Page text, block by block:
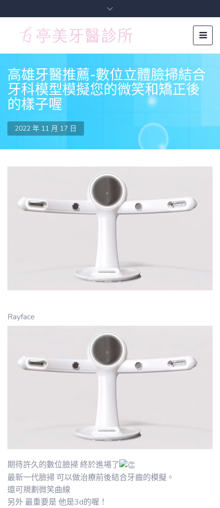
高雄牙醫推薦-數位立體臉掃結合
牙科模型模擬您的微笑和矯正後
的樣子喔
2022 年 11 月 17 日
Rayface
期待許久的數位臉掃 終於進場了
最新一代臉掃 可以做治療前後結合牙齒的模擬。
還可規劃微笑曲線
另外 最重要是 他是3d的喔！